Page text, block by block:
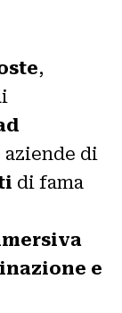
,
di
di fama
e